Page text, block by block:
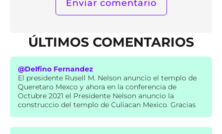
ÚLTIMOS COMENTARIOS
@Delfino Fernandez
El presidente Rusell M. Nelson anuncio el templo de
Queretaro Mexco y ahora en la conferencia de
Octubre 2021 el Presidente Nelson anuncio la
construccio del templo de Culiacan Mexico. Gracias